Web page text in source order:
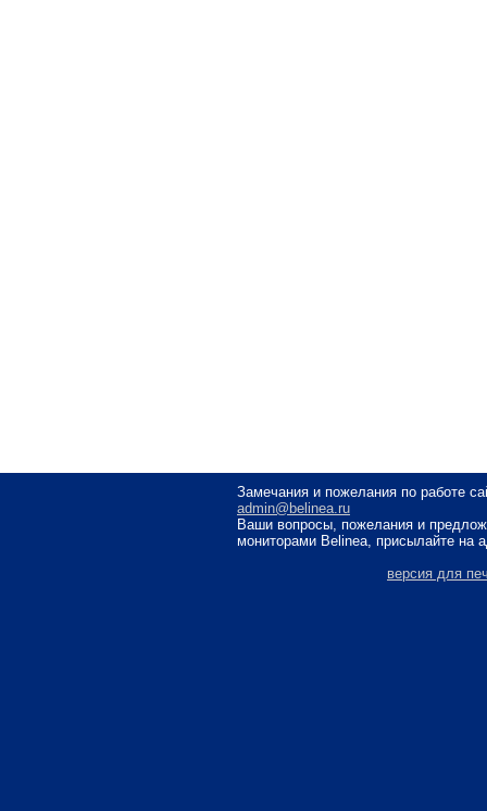
Замечания и пожелания по работе
admin@belinea.ru
Ваши вопросы, пожелания и
мониторами Belinea, присылайте на
версия для